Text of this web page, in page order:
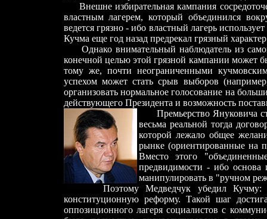
Внешне избирательная кампания
властным лагерем, который объединился
ведется грязно- ибо властный лагерь
Кучма еще год назад предрекал грязный
Однако внимательный наблюдатель из
конечной целью этой грязной кампании может
тому же, почти неограниченными
успехом может стать срыв выборов
организовать нормальное голосование на
действующего Президента и возможность
Премьерство Януковича
весьма реальной тогда
которой лежало общее
рынке (ориентированные на
Вместо этого
предвидимости -ибо основа
манипулировать в "ручном
Поэтому Медведчук убедил Кучму:
конституционную реформу. Такой шаг
оппозиционного лагеря социалистов с